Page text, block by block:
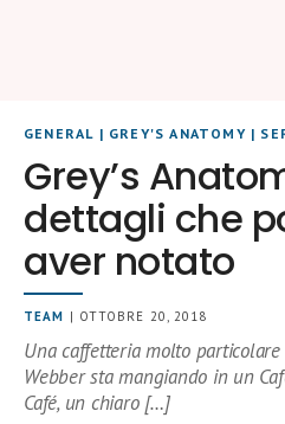
GENERAL | GREY'S ANATOMY|
Grey’s
dettagli che
aver notato
TEAM | OTTOBRE 20, 2018
Una caffetteria molto
Webber sta mangiando in un
Café, un chiaro […]